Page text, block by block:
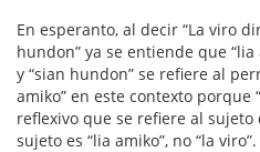
En esperanto, al decir “La viro
hundon” ya se entiende que “lia
y “sian hundon” se refiere al
amiko” en este contexto porque
reflexivo que se refiere al sujeto
sujeto es “lia amiko”, no “la viro”.